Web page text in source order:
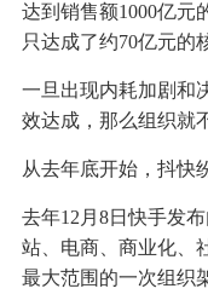
达到销售额1000亿元
只达成了约70亿元的
一旦出现内耗加剧和
效达成，那么组织就
从去年底开始，抖快
去年12月8日快手发
站、电商、商业化、
最大范围的一次组织